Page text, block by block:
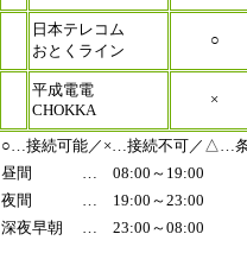
日本テレコム
おとくライン
○
平成電電
CHOKKA
×
○…接続可能／×…接続不可／△…条
昼間 … 08:00～19:00
夜間 … 19:00～23:00
深夜早朝 … 23:00～08:00